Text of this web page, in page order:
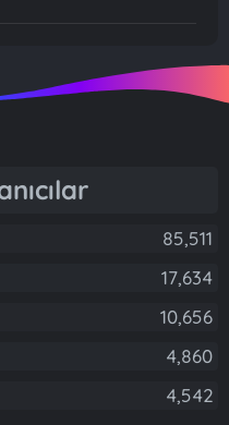
85,511
17,634
10,656
4,860
4,542